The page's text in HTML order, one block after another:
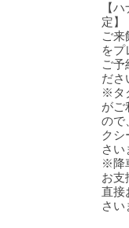
【
定】
ご来
をプ
ご予
ださ
※タ
がご
ので
クシ
さい
※降
お支
直接
さい